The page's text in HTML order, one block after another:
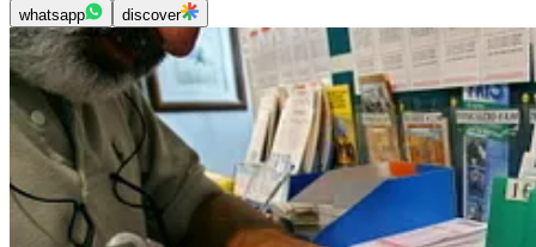
whatsapp discover